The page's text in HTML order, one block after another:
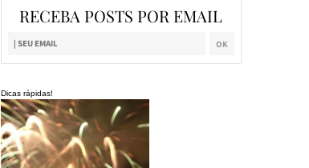
RECEBA POSTS POR EMAIL
Dicas rápidas!